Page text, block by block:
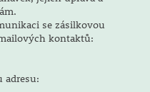
se zásilkovou
kontaktů:
adresu: